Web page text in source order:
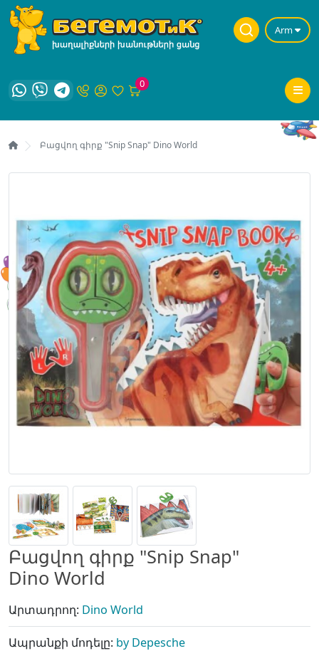
Arm
0
Բացվող գիրք "Snip Snap" Dino World
Բացվող գիրք "Snip Snap"
Dino World
Արտադրող: Dino World
Ապրանքի մոդելը: by Depesche